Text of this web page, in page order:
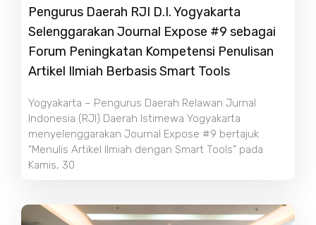
Pengurus Daerah RJI D.I. Yogyakarta
Selenggarakan Journal Expose #9 sebagai
Forum Peningkatan Kompetensi Penulisan
Artikel Ilmiah Berbasis Smart Tools
Yogyakarta – Pengurus Daerah Relawan Jurnal
Indonesia (RJI) Daerah Istimewa Yogyakarta
menyelenggarakan Journal Expose #9 bertajuk
“Menulis Artikel Ilmiah dengan Smart Tools” pada
Kamis, 30